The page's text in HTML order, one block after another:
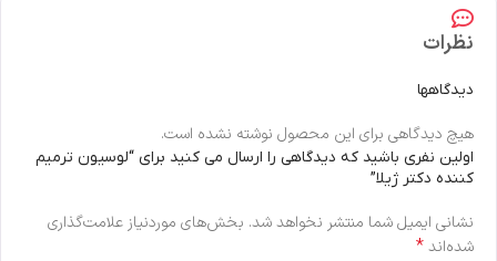
نظرات
دیدگاهها
هیچ دیدگاهی برای این محصول نوشته نشده است.
اولین نفری باشید که دیدگاهی را ارسال می کنید برای “لوسیون ترمیم
کننده دکتر ژیلا”
نشانی ایمیل شما منتشر نخواهد شد. بخش‌های موردنیاز علامت‌گذاری
شده‌اند*